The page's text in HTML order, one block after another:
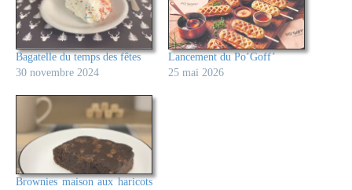
Bagatelle du temps des fêtes
30 novembre 2024
Lancement du Po’Goff’
25 mai 2026
Brownies maison aux haricots